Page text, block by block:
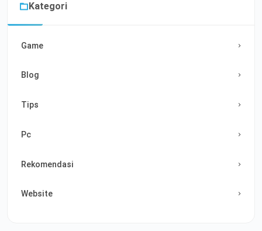
Kategori
Game
Blog
Tips
Pc
Rekomendasi
Website